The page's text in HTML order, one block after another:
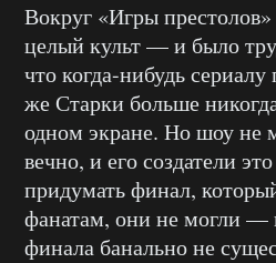
Вокруг «Игры
целый культ — и было
что когда-нибудь
же Старки больше
одном экране. Но шоу не
вечно, и его создатели
придумать финал,
фанатам, они не могли —
финала банально не